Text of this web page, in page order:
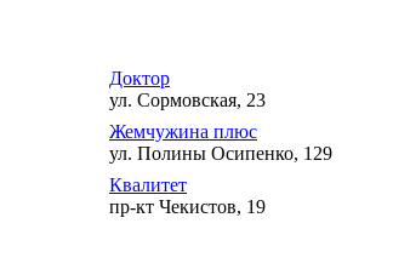
Доктор
ул. Сормовская, 23
Жемчужина плюс
ул. Полины Осипенко, 129
Квалитет
пр-кт Чекистов, 19